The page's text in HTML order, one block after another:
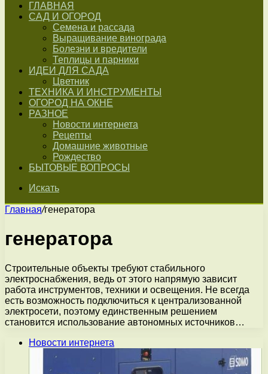
ГЛАВНАЯ
САД И ОГОРОД
Семена и рассада
Выращивание винограда
Болезни и вредители
Теплицы и парники
ИДЕИ ДЛЯ САДА
Цветник
ТЕХНИКА И ИНСТРУМЕНТЫ
ОГОРОД НА ОКНЕ
РАЗНОЕ
Новости интернета
Рецепты
Домашние животные
Рождество
БЫТОВЫЕ ВОПРОСЫ
Искать
Главная/генератора
генератора
Строительные объекты требуют стабильного
электроснабжения, ведь от этого напрямую зависит
работа инструментов, техники и освещения. Не всегда
есть возможность подключиться к централизованной
электросети, поэтому единственным решением
становится использование автономных источников…
Новости интернета